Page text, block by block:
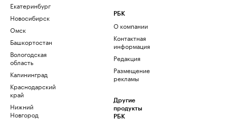
Екатеринбург
Новосибирск
Омск
Башкортостан
Вологодская
область
Калининград
Краснодарский
край
Нижний
Новгород
РБК
О компании
Контактная
информация
Редакция
Размещение
рекламы
Другие
продукты
РБК